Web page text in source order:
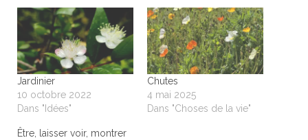
Jardinier
10 octobre 2022
Dans "Idées"
Chutes
4 mai 2025
Dans "Choses de la vie"
Être, laisser voir, montrer